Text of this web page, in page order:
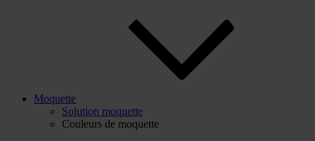
Moquette
Solution moquette
Couleurs de moquette